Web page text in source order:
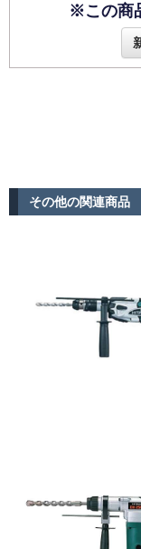
※この商
その他の関連商品